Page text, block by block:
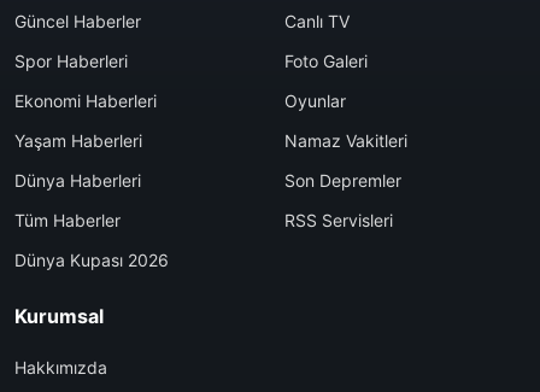
Güncel Haberler
Spor Haberleri
Ekonomi Haberleri
Yaşam Haberleri
Dünya Haberleri
Tüm Haberler
Dünya Kupası 2026
Canlı TV
Foto Galeri
Oyunlar
Namaz Vakitleri
Son Depremler
RSS Servisleri
Kurumsal
Hakkımızda